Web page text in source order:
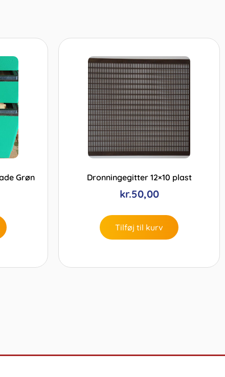
Grøn Dronningegitter 12×10 plast
kr.50,00
Tilføj til kurv